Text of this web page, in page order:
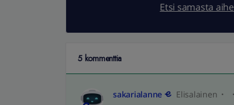
Etsi samasta
5 kommenttia
sakarialanne Elisalainen